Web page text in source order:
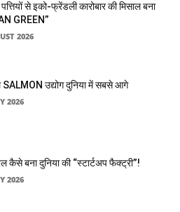
से इको-फ्रेंडली कारोबार की मिसाल बना
GREEN”
2026
SALMON उद्योग दुनिया में सबसे आगे
2026
कैसे बना दुनिया की “स्टार्टअप फैक्ट्री”!
2026